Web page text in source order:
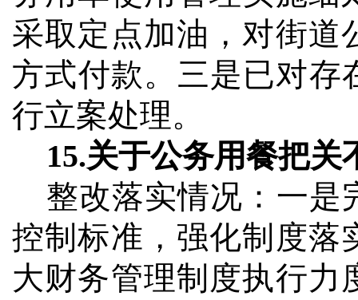
采取定点加油，对街道
方式付款。三是已对存
行立案处理。
15.关于公务用餐把关
整改落实情况： 一是
控制标准，强化制度落
大财务管理制度执行力